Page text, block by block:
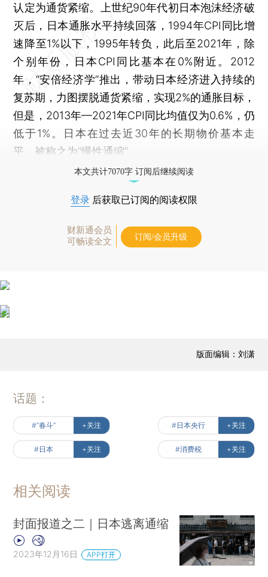
认定为通货紧缩。上世纪90年代初日本泡沫经济破
灭后，日本通胀水平持续回落，1994年CPI同比增
速降至1%以下，1995年转负，此后至2021年，除
个别年份，日本CPI同比基本在0%附近。2012
年，“安倍经济学”推出，带动日本经济进入持续的
复苏期，力图摆脱通货紧缩，实现2%的通胀目标，
但是，2013年—2021年CPI同比均值仅为0.6%，仍
低于1%。日本在过去近30年的长期物价基本走
平，被称之为“慢性通缩”。
本文共计7070字 订阅后继续阅读
登录 后获取已订阅的阅读权限
财新通会员
可畅读全文
订阅/会员升级
版面编辑：刘潇
话题：
#“春斗” +关注 #日本央行 +关注
#日本 +关注 #消费税 +关注
相关阅读
封面报道之二｜日本逃离通缩
2023年12月16日 APP打开